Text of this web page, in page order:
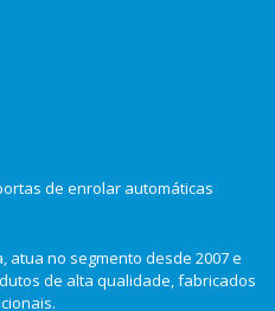
de enrolar automáticas
atua no segmento desde 2007 e
de alta qualidade, fabricados